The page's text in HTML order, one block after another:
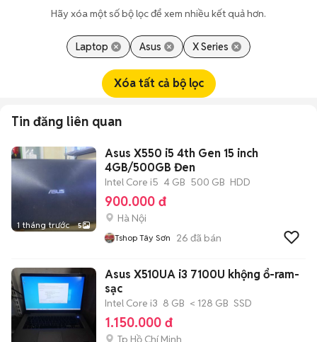
Hãy xóa một số bộ lọc để xem nhiều kết quả hơn.
Laptop Asus X Series
Xóa tất cả bộ lọc
Tin đăng liên quan
1 tháng trước 5
Asus X550 i5 4th Gen 15 inch
4GB/500GB Đen
Intel Core i5 4 GB 500 GB HDD
900.000 đ
Hà Nội
Tshop Tây Sơn 26 đã bán
Asus X510UA i3 7100U khộng ổ-ram-
sạc
Intel Core i3 8 GB < 128 GB SSD
1.150.000 đ
Tp Hồ Chí Minh